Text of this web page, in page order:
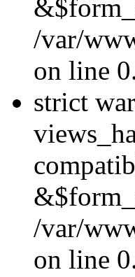
/var/
on line
strict
/var/
on line